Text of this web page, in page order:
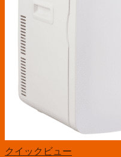
クイックビュー